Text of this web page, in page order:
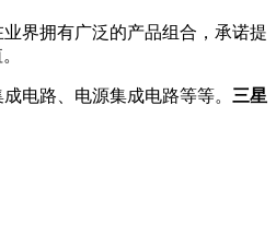
界拥有广泛的产品组合，承诺提
电路、电源集成电路等等。 三星